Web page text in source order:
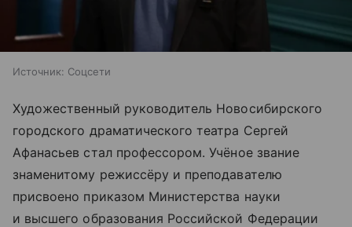
Источник: Соцсети
Художественный руководитель Новосибирского
городского драматического театра Сергей
Афанасьев стал профессором. Учёное звание
знаменитому режиссёру и преподавателю
присвоено приказом Министерства науки
и высшего образования Российской Федерации